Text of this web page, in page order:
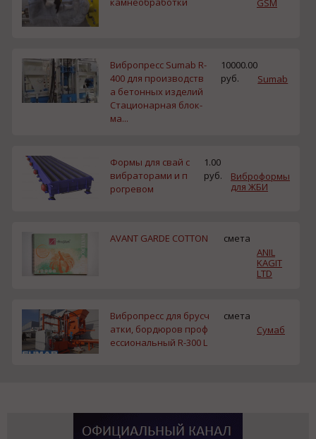
GSM
Вибропресс Sumab R-
400 для производств
а бетонных изделий
Стационарная блок-
ма...
10000.00
руб.
Sumab
Формы для свай с
вибраторами и п
рогревом
1.00
руб.
Виброформы
для ЖБИ
AVANT GARDE COTTON
смета
ANIL
KAGIT
LTD
Вибропресс для брусч
атки, бордюров проф
ессиональный R-300 L
смета
Сумаб